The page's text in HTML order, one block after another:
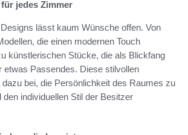
jedes Zimmer
lässt kaum Wünsche offen. Von
die einen modernen Touch
künstlerischen Stücke, die als Blickfang
etwas Passendes. Diese stilvollen
dazu bei, die Persönlichkeit des Raumes zu
den individuellen Stil der Besitzer